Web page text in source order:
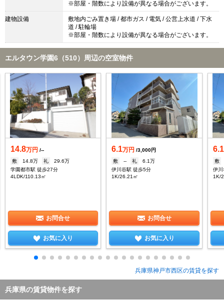
※部屋・階数により設備が異なる場合がございます。
建物設備
敷地内ごみ置き場 / 都市ガス / 電気 / 公営上水道 / 下水
道 / 駐輪場
※部屋・階数により設備が異なる場合がございます。
エルタウン学園6（510）周辺の空室物件
14.8万円 /--
敷
14.8万 礼
29.6万
学園都市駅 徒歩27分
4LDK/110.13㎡
お問合せ
お気に入り
6.1万円 /3,000円
敷
-- 礼
6.1万
伊川谷駅 徒歩5分
1K/26.21㎡
お問合せ
お気に入り
6.1
敷
伊川
1K/
兵庫県神戸市西区の賃貸を探す
兵庫県の賃貸物件を探す